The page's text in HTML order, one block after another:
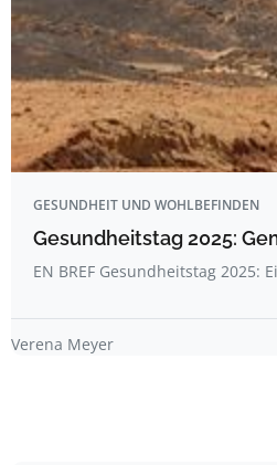
GESUNDHEIT UND WOHLBEFINDEN
Gesundheitstag 2025:
EN BREF Gesundheitstag
Verena Meyer